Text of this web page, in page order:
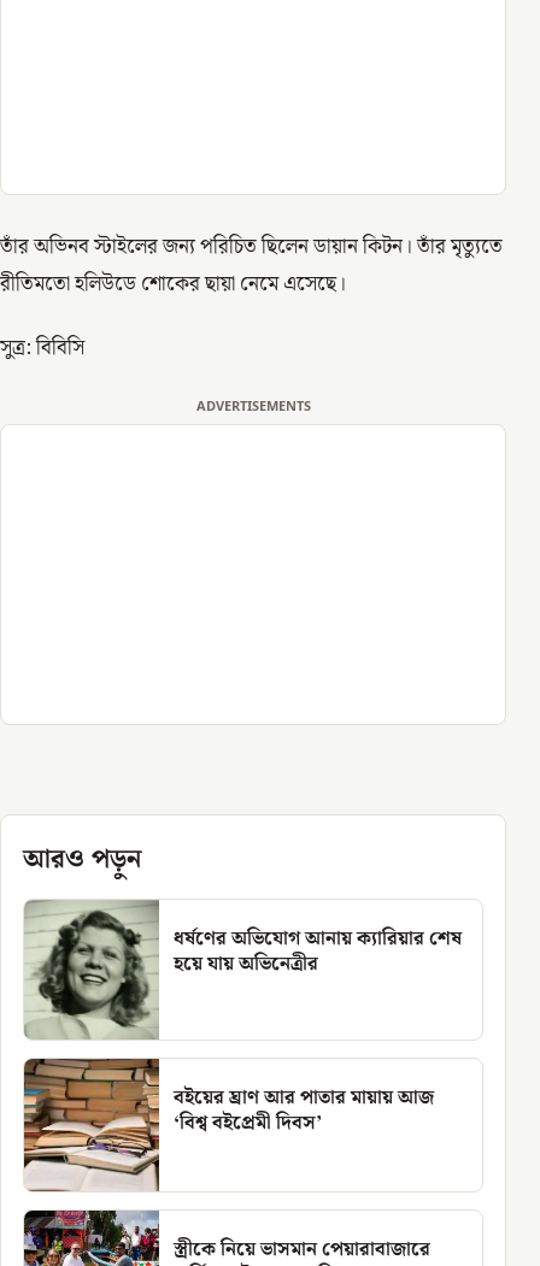
তাঁর অভিনব স্টাইলের জন্য পরিচিত ছিলেন ডায়ান কিটন। তাঁর মৃত্যুতে
রীতিমতো হলিউডে শোকের ছায়া নেমে এসেছে।
সুত্র: বিবিসি
ADVERTISEMENTS
আরও পড়ুন
ধর্ষণের অভিযোগ আনায় ক্যারিয়ার শেষ
হয়ে যায় অভিনেত্রীর
বইয়ের ঘ্রাণ আর পাতার মায়ায় আজ
‘বিশ্ব বইপ্রেমী দিবস’
স্ত্রীকে নিয়ে ভাসমান পেয়ারাবাজারে